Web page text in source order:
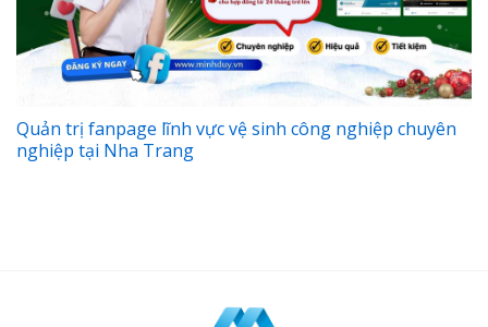
Quản trị fanpage lĩnh vực vệ sinh công nghiệp chuyên
nghiệp tại Nha Trang